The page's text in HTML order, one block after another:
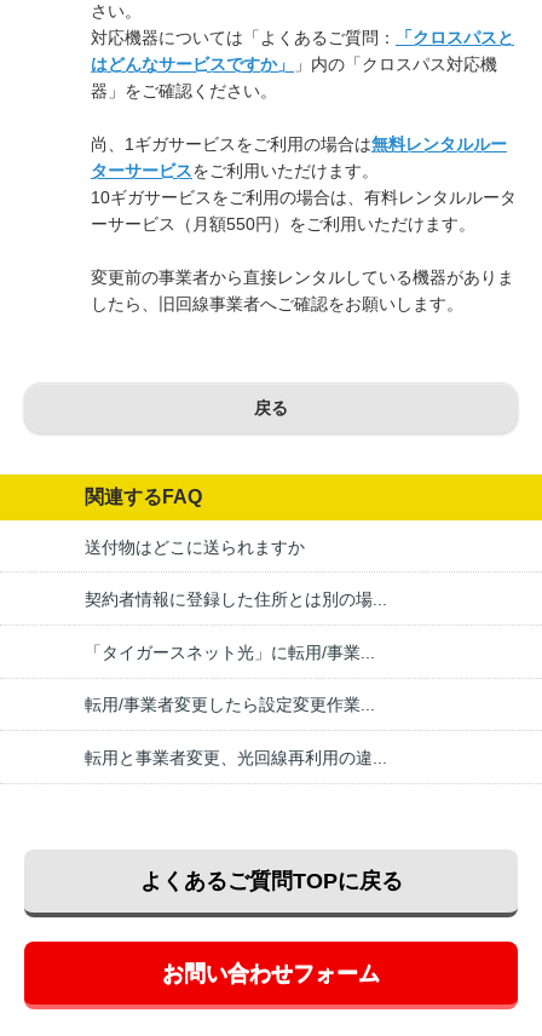
さい。
対応機器については「よくあるご質問：
「クロスパスと
はどんなサービスですか」
」内の「クロスパス対応機
器」をご確認ください。
尚、1ギガサービスをご利用の場合は無料レンタルルー
ターサービスをご利用いただけます。
10ギガサービスをご利用の場合は、有料レンタルルータ
ーサービス（月額550円）をご利用いただけます。
変更前の事業者から直接レンタルしている機器がありま
したら、旧回線事業者へご確認をお願いします。
戻る
関連するFAQ
送付物はどこに送られますか
契約者情報に登録した住所とは別の場...
「タイガースネット光」に転用/事業...
転用/事業者変更したら設定変更作業...
転用と事業者変更、光回線再利用の違...
よくあるご質問TOPに戻る
お問い合わせフォーム